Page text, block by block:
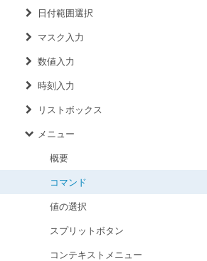
日付範囲選択
マスク入力
数値入力
時刻入力
リストボックス
メニュー
概要
コマンド
値の選択
スプリットボタン
コンテキストメニュー